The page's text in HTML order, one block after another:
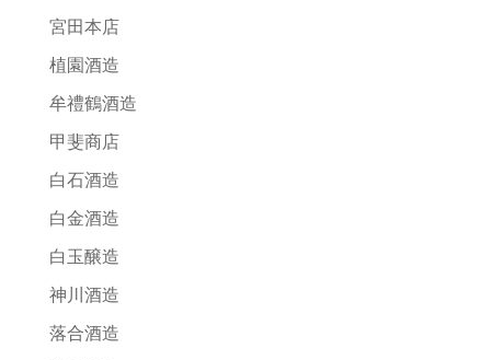
宮田本店
植園酒造
牟禮鶴酒造
甲斐商店
白石酒造
白金酒造
白玉醸造
神川酒造
落合酒造